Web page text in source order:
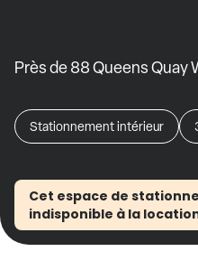
Près de 88 Queens Quay
Stationnement intérieur
Cet espace de
indisponible à la